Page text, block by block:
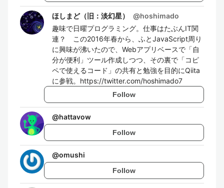
ほしまど（旧：淡幻星） @hoshimado
趣味で日曜プログラミング。仕事はたぶんIT関
連？ この2016年春から、ふとJavaScript周り
に興味が沸いたので、Webアプリベースで「自
分が便利」ツール作成しつつ、その裏で「コピ
ペで使えるコード」の共有と勉強を目的にQiita
に参戦。https://twitter.com/hoshimado7
Follow
@hattavow
Follow
@omushi
Follow